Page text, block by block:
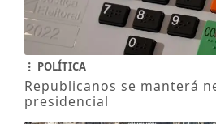
POLÍTICA
Republicanos se manterá
presidencial